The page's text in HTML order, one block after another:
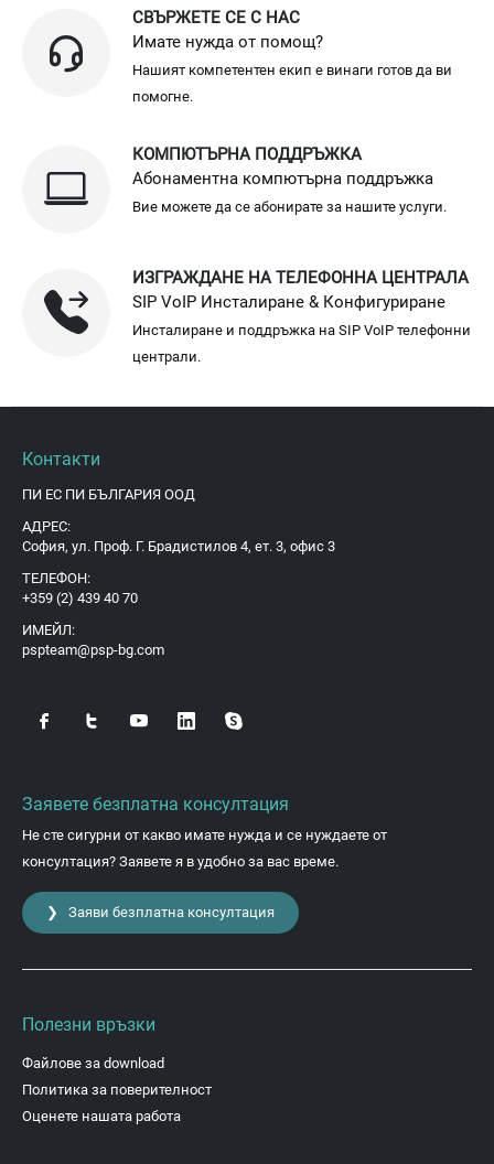
СВЪРЖЕТЕ СЕ С НАС
Имате нужда от помощ?
Нашият компетентен екип е винаги готов да ви
помогне.
КОМПЮТЪРНА ПОДДРЪЖКА
Абонаментна компютърна поддръжка
Вие можете да се абонирате за нашите услуги.
ИЗГРАЖДАНЕ НА ТЕЛЕФОННА ЦЕНТРАЛА
SIP VoIP Инсталиране & Конфигуриране
Инсталиране и поддръжка на SIP VoIP телефонни
централи.
Контакти
ПИ ЕС ПИ БЪЛГАРИЯ ООД
АДРЕС:
София, ул. Проф. Г. Брадистилов 4, ет. 3, офис 3
ТЕЛЕФОН:
+359 (2) 439 40 70
ИМЕЙЛ:
pspteam@psp-bg.com
Заявете безплатна консултация
Не сте сигурни от какво имате нужда и се нуждаете от
консултация? Заявете я в удобно за вас време.
❯ Заяви безплатна консултация
Полезни връзки
Файлове за download
Политика за поверителност
Оценете нашата работа